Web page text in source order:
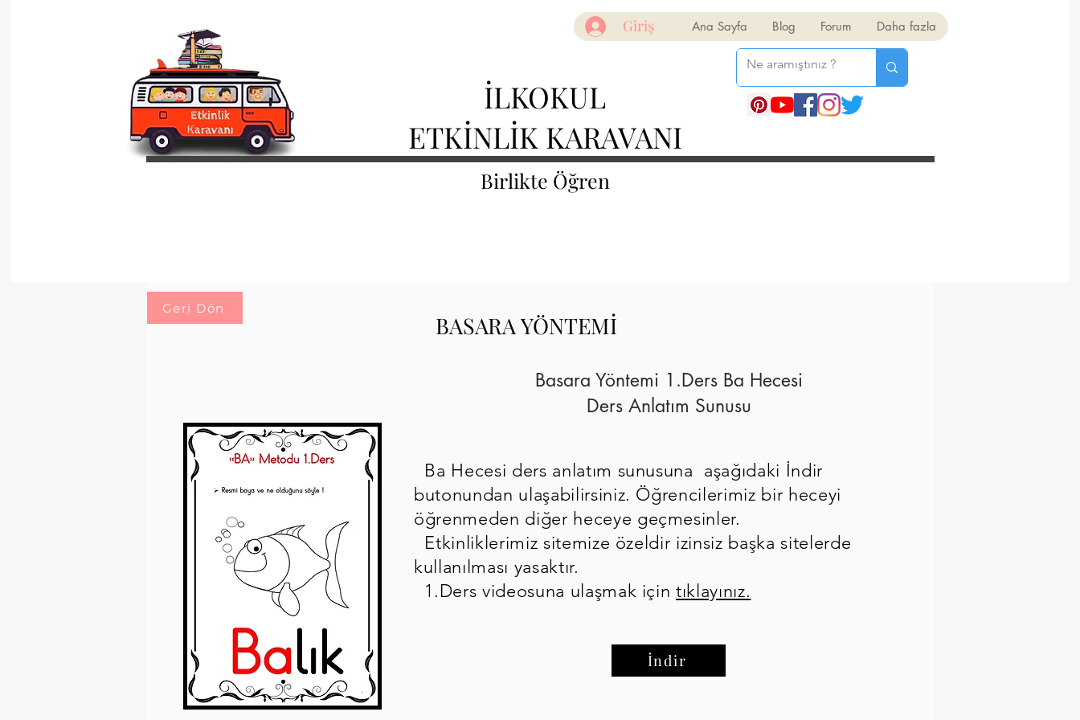
Ana Sayfa Blog Forum Daha fazla
Giriş
İLKOKUL
ETKİNLİK KARAVANI
Birlikte Öğren
Geri Dön
BASARA YÖNTEMİ
Basara Yöntemi 1.Ders Ba Hecesi
Ders Anlatım Sunusu
Ba Hecesi ders anlatım sunusuna aşağıdaki İndir
butonundan ulaşabilirsiniz. Öğrencilerimiz bir heceyi
öğrenmeden diğer heceye geçmesinler.
Etkinliklerimiz sitemize özeldir izinsiz başka sitelerde
kullanılması yasaktır.
1.Ders videosuna ulaşmak içintıklayınız.
İndir